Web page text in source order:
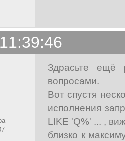
Здрасьте
вопросами.
Вот спустя
исполнения
LIKE 'Q%' ... ,
близко к